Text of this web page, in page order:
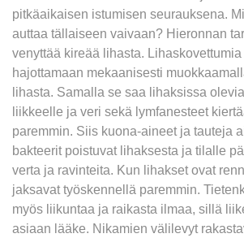
pitkäaikaisen istumisen seurauksena.
auttaa tällaiseen vaivaan? Hieronnan
venyttää kireää lihasta. Lihaskovettumia
hajottamaan mekaanisesti
lihasta. Samalla se saa lihaksissa
liikkeelle ja veri sekä lymfanesteet
paremmin. Siis kuona-aineet ja tauteja
bakteerit poistuvat lihaksesta ja tilalle
verta ja ravinteita. Kun lihakset ovat
jaksavat työskennellä paremmin.
myös liikuntaa ja raikasta ilmaa, sillä
asiaan lääke. Nikamien välilevyt